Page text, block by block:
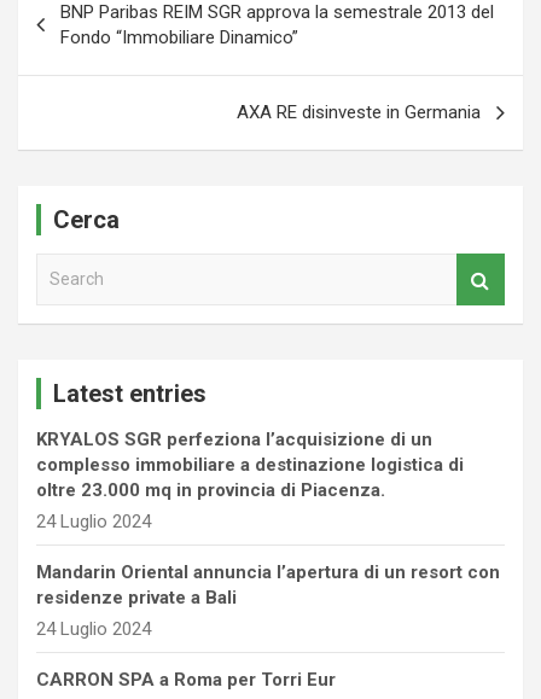
articoli
BNP Paribas REIM SGR approva la semestrale 2013 del
Fondo “Immobiliare Dinamico”
AXA RE disinveste in Germania
Cerca
Latest entries
KRYALOS SGR perfeziona l’acquisizione di un
complesso immobiliare a destinazione logistica di
oltre 23.000 mq in provincia di Piacenza.
24 Luglio 2024
Mandarin Oriental annuncia l’apertura di un resort con
residenze private a Bali
24 Luglio 2024
CARRON SPA a Roma per Torri Eur